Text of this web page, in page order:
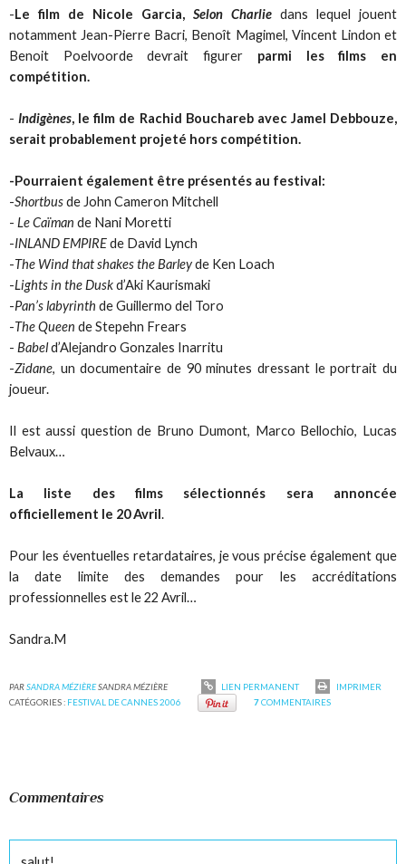
-Le film de Nicole Garcia, Selon Charliedans lequel jouent
notamment Jean-Pierre Bacri, Benoît Magimel, Vincent Lindon et
Benoit Poelvoorde devrait figurer parmi les films en
compétition.
- Indigènes, le film de Rachid Bouchareb avec Jamel Debbouze,
serait probablement projeté hors compétition.
-Pourraient également être présentés au festival:
-Shortbusde John Cameron Mitchell
-Le Caïman de Nani Moretti
-INLAND EMPIREde David Lynch
-The Wind that shakes the Barleyde Ken Loach
-Lights in the Duskd’Aki Kaurismaki
-Pan’s labyrinth de Guillermo del Toro
-The Queen de Stepehn Frears
-Babeld’Alejandro Gonzales Inarritu
-Zidane, un documentaire de 90 minutes dressant le portrait du
joueur.
Il est aussi question de Bruno Dumont, Marco Bellochio, Lucas
Belvaux…
La liste des films sélectionnés sera annoncée
officiellement le 20 Avril.
Pour les éventuelles retardataires, je vous précise également que
la date limite des demandes pour les accréditations
professionnelles est le 22 Avril…
Sandra.M
PARSANDRA MÉZIÈRESANDRA MÉZIÈRE LIEN PERMANENT
IMPRIMER
CATÉGORIES : FESTIVAL DE CANNES 2006 7COMMENTAIRES
Commentaires